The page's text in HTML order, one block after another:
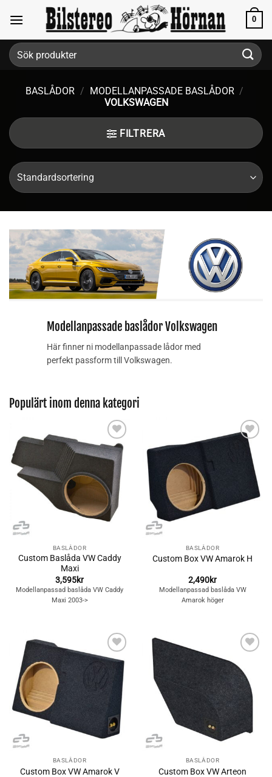
content
0
Sök
efter:
BASLÅDOR / MODELLANPASSADE BASLÅDOR /
VOLKSWAGEN
FILTRERA
Modellanpassade baslådor Volkswagen
Här finner ni modellanpassade lådor med
perfekt passform till Volkswagen.
Populärt inom denna kategori
Lägg till i
önskelistan
BASLÅDOR
Custom Baslåda VW Caddy
Maxi
3,595kr
Modellanpassad baslåda VW Caddy
Maxi 2003->
önskelistan
BASLÅDOR
Custom Box VW Amarok H
2,490kr
Modellanpassad baslåda VW
Amarok höger
Lägg till i
önskelistan
BASLÅDOR
Custom Box VW Amarok V
Lägg till i
önskelistan
BASLÅDOR
Custom Box VW Arteon